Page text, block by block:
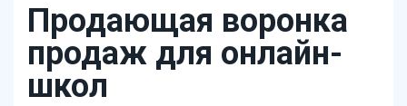
Продающая воронка
продаж для онлайн-
школ